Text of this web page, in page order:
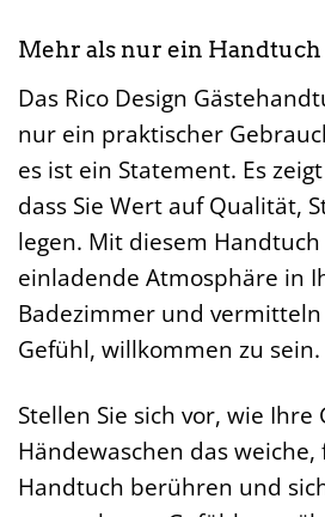
Mehr als nur ein Handtuch
Das Rico Design
nur ein praktischer
es ist ein Statement. Es
dass Sie Wert auf Qualität,
legen. Mit diesem
einladende Atmosphäre in
Badezimmer und
Gefühl, willkommen zu sein.
Stellen Sie sich vor, wie Ihre
Händewaschen das weiche,
Handtuch berühren und